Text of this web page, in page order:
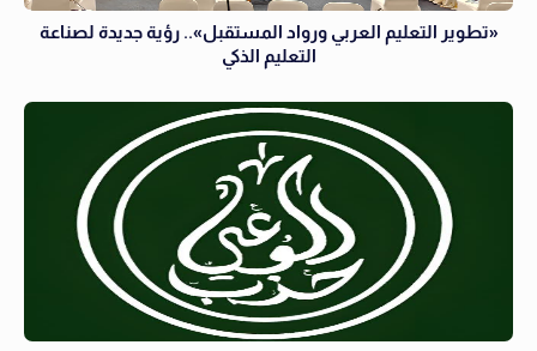
«تطوير التعليم العربي ورواد المستقبل».. رؤية جديدة لصناعة
التعليم الذكي